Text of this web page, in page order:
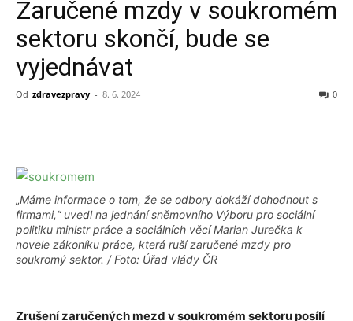
Zaručené mzdy v soukromém
sektoru skončí, bude se
vyjednávat
Od zdravezpravy - 8. 6. 2024 0
„Máme informace o tom, že se odbory dokáží dohodnout s
firmami,“ uvedl na jednání sněmovního Výboru pro sociální
politiku ministr práce a sociálních věcí Marian Jurečka k
novele zákoníku práce, která ruší zaručené mzdy pro
soukromý sektor. / Foto: Úřad vlády ČR
Zrušení zaručených mezd v soukromém sektoru posílí